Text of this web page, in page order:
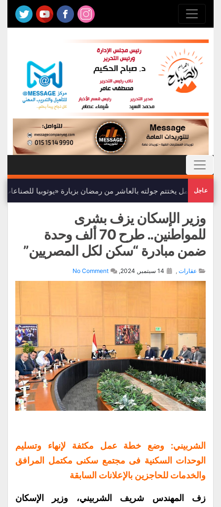
عاجل
وزير العمل يختتم جولته بالعاشر من رمضان بزيارة «يوتوبيا للصناعات
وزير الإسكان يزف بشرى
للمواطنين.. طرح 70 ألف وحدة
ضمن مبادرة “سكن لكل المصريين”
عقارات ,
No Comment
الشربيني: وضع خطة عمل مكثفة لإنهاء وتسليم
الوحدات السكنية فى مجتمع سكنى مكتمل المرافق
والخدمات للحاجزين بالإعلانات السابقة
زف المهندس شريف الشربيني، وزير الإسكان